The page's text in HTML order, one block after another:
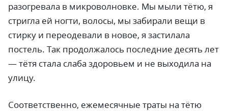
разогревала в микроволновке. Мы мыли тётю, я
стригла ей ногти, волосы, мы забирали вещи в
стирку и переодевали в новое, я застилала
постель. Так продолжалось последние десять лет
—тётя стала слаба здоровьем и не выходила на
улицу.
Соответственно, ежемесячные траты на тётю